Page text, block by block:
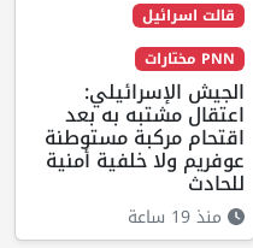
قالت اسرائيل
PNN مختارات
الجيش الإسرائيلي:
اعتقال مشتبه به بعد
اقتحام مركبة مستوطنة
عوفريم ولا خلفية أمنية
للحادث
منذ 19 ساعة